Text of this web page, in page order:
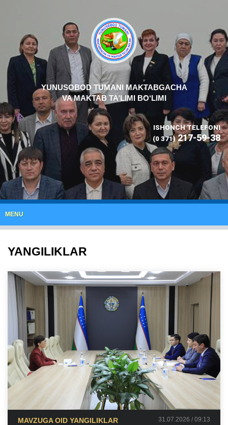
YUNUSOBOD TUMANI MAKTABGACHA
VA MAKTAB TA’LIMI BO‘LIMI
ISHONCH TELEFONI
(0 371)217-59-38
MENU
YANGILIKLAR
MAVZUGA OID YANGILIKLAR 31.07.2026 / 09:13